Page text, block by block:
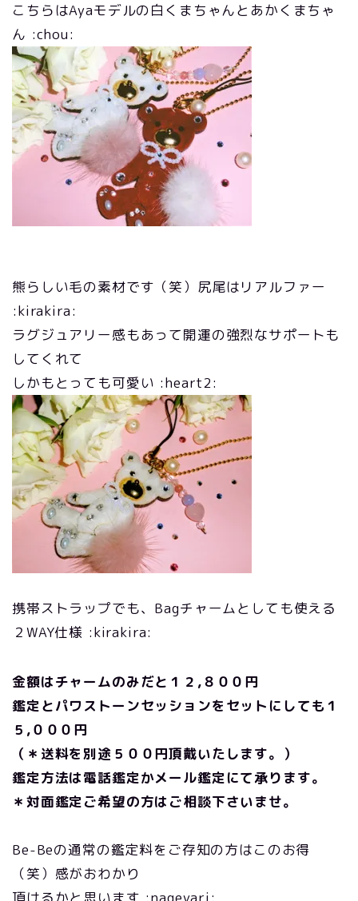
こちらはAyaモデルの白くまちゃんとあかくまちゃ
ん :chou:
熊らしい毛の素材です（笑）尻尾はリアルファー
:kirakira:
ラグジュアリー感もあって開運の強烈なサポートも
してくれて
しかもとっても可愛い :heart2:
携帯ストラップでも、Bagチャームとしても使える
２WAY仕様 :kirakira:
金額はチャームのみだと１２,８００円
鑑定とパワストーンセッションをセットにしても１
５,０００円
（＊送料を別途５００円頂戴いたします。）
鑑定方法は電話鑑定かメール鑑定にて承ります。
＊対面鑑定ご希望の方はご相談下さいませ。
Be-Beの通常の鑑定料をご存知の方はこのお得
（笑）感がおわかり